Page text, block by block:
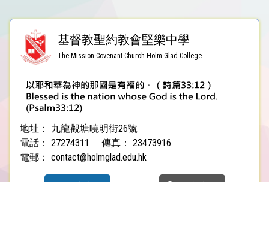
基督教聖約教會堅樂中學
The Mission Covenant Church Holm Glad College
地址：
九龍觀塘曉明街26號
電話： 27274311 傳真： 23473916
電郵： contact@holmglad.edu.hk